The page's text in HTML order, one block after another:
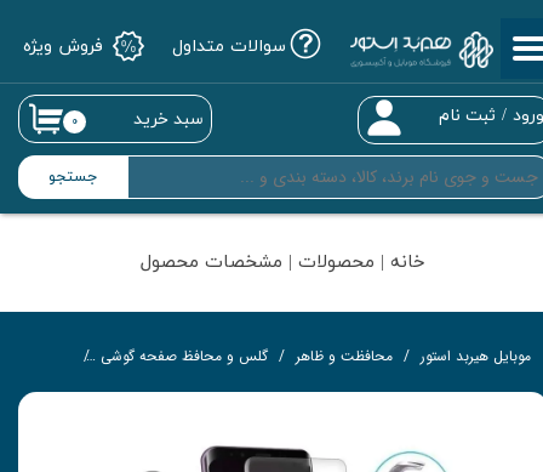
جستجو
/ ثبت نام
حساب کاربری من
تغییر گذر واژه
سفارشات
خروج از حساب کاربری
۰ سبد خرید
سوالات متداول فروش ویژه
خانه | محصولات | مشخصات محصول
موبایل هیربد استور محافظت و ظاهر گلس و محافظ صفحه گوشی